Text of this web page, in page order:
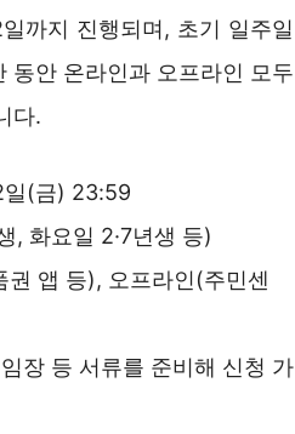
까지 진행되며, 초기 일주일
동안 온라인과 오프라인 모두
다.
일(금) 23:59
, 화요일 2·7년생 등)
권 앱 등), 오프라인(주민센
장 등 서류를 준비해 신청 가